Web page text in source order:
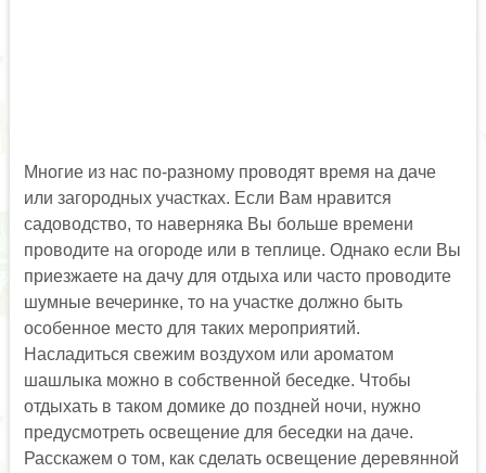
Многие из нас по-разному проводят время на даче
или загородных участках. Если Вам нравится
садоводство, то наверняка Вы больше времени
проводите на огороде или в теплице. Однако если Вы
приезжаете на дачу для отдыха или часто проводите
шумные вечеринке, то на участке должно быть
особенное место для таких мероприятий.
Насладиться свежим воздухом или ароматом
шашлыка можно в собственной беседке. Чтобы
отдыхать в таком домике до поздней ночи, нужно
предусмотреть освещение для беседки на даче.
Расскажем о том, как сделать освещение деревянной